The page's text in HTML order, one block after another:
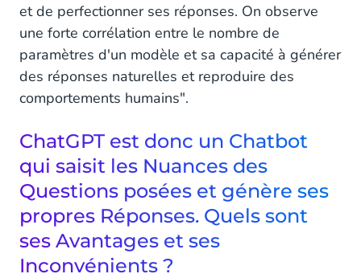
et de perfectionner ses réponses. On observe
une forte corrélation entre le nombre de
paramètres d'un modèle et sa capacité à générer
des réponses naturelles et reproduire des
comportements humains".
ChatGPT est donc un Chatbot
qui saisit les Nuances des
Questions posées et génère ses
propres Réponses. Quels sont
ses Avantages et ses
Inconvénients ?